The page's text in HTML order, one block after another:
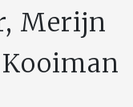
Merijn